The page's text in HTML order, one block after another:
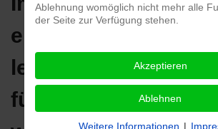
emotionalen Klängen
lebendig vor Augen
führen. Die
Ablehnung womöglich nicht mehr alle
der Seite zur Verfügung stehen.
Akzeptieren
Ablehnen
Weitere Informationen |